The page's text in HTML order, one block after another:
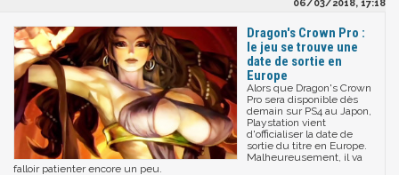
06/03/2018, 17:18
Dragon's Crown Pro :
le jeu se trouve une
date de sortie en
Europe
Alors que Dragon's Crown
Pro sera disponible dès
demain sur PS4 au Japon,
Playstation vient
d'officialiser la date de
sortie du titre en Europe.
Malheureusement, il va
falloir patienter encore un peu.